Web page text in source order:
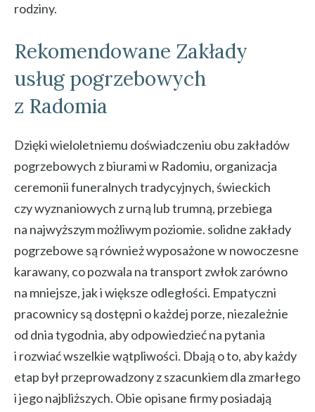
rodziny.
Rekomendowane Zakłady
usług pogrzebowych
z Radomia
Dzięki wieloletniemu doświadczeniu obu zakładów
pogrzebowych z biurami w Radomiu, organizacja
ceremonii funeralnych tradycyjnych, świeckich
czy wyznaniowych z urną lub trumną, przebiega
na najwyższym możliwym poziomie. solidne zakłady
pogrzebowe są również wyposażone w nowoczesne
karawany, co pozwala na transport zwłok zarówno
na mniejsze, jak i większe odległości. Empatyczni
pracownicy są dostępni o każdej porze, niezależnie
od dnia tygodnia, aby odpowiedzieć na pytania
i rozwiać wszelkie wątpliwości. Dbają o to, aby każdy
etap był przeprowadzony z szacunkiem dla zmarłego
i jego najbliższych. Obie opisane firmy posiadają